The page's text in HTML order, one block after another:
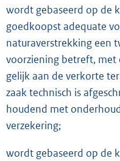
wordt gebaseerd op de
goedkoopst adequate
naturaverstrekking een
voorziening betreft, met
gelijk aan de verkorte
zaak technisch is
houdend met
verzekering;
wordt gebaseerd op de